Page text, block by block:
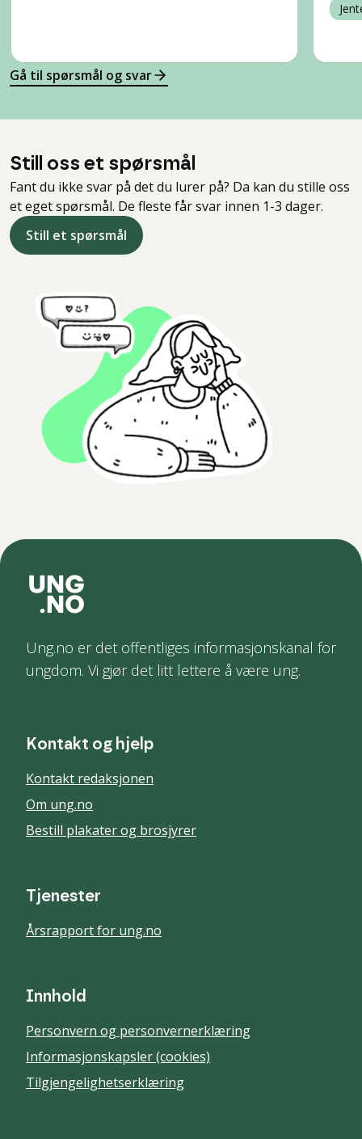
Gå til spørsmål og svar
Still oss et spørsmål
Fant du ikke svar på det du lurer på? Da kan du stille oss
et eget spørsmål. De fleste får svar innen 1-3 dager.
Still et spørsmål
Ung.no er det offentliges informasjonskanal for
ungdom. Vi gjør det litt lettere å være ung.
Kontakt og hjelp
Kontakt redaksjonen
Om ung.no
Bestill plakater og brosjyrer
Tjenester
Årsrapport for ung.no
Innhold
Personvern og personvernerklæring
Informasjonskapsler (cookies)
Tilgjengelighetserklæring